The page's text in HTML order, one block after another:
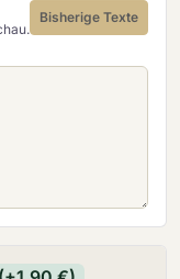
Bisherige Texte